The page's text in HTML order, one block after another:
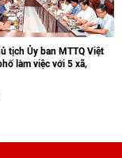
tịch Ủy ban MTTQ Việt
làm việc với 5 xã,